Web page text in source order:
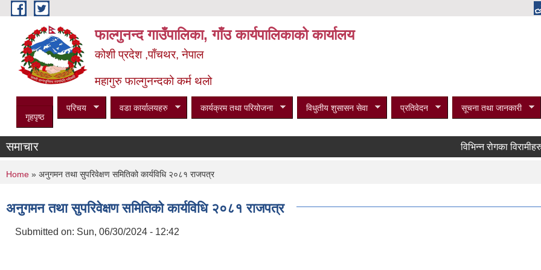
Skip to main content
फाल्गुनन्द गाउँपालिका, गाँउ कार्यपालिकाको कार्यालय
कोशी प्रदेश ,पाँचथर, नेपाल
महागुरु फाल्गुनन्दको कर्म थलो
गृहपृष्ठ
परिचय वडा कार्यालयहरु कार्यक्रम तथा परियोजना विधुतीय शुसासन सेवा प्रतिवेदन सूचना तथा जानकारी
समाचार विभिन्न रोगका
You are here
Home » अनुगमन तथा सुपरिवेक्षण समितिको कार्यविधि २०८१ राजपत्र
अनुगमन तथा सुपरिवेक्षण समितिको कार्यविधि २०८१ राजपत्र
Submitted on: Sun, 06/30/2024 - 12:42